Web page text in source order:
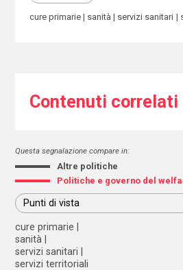
cure primarie sanità servizi sanitari
Contenuti correlati
Questa segnalazione compare in:
Altre politiche
Politiche e governo del
Punti di vista
cure primarie
sanità
servizi sanitari
servizi territoriali